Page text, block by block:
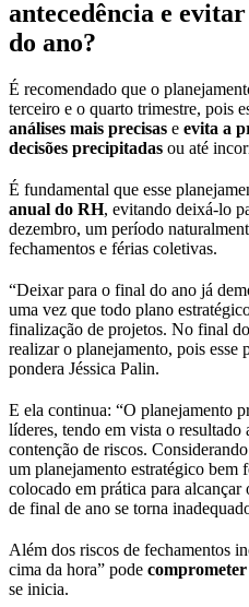
antecedência e
do ano?
É recomendado que o
terceiro e o quarto trimestre, pois
análises mais precisas e evita a
decisões precipitadas ou até
É fundamental que esse
anual do RH, evitando deixá-lo
dezembro, um período
fechamentos e férias coletivas.
“Deixar para o final do ano já
uma vez que todo plano
finalização de projetos. No final
realizar o planejamento, pois esse
pondera Jéssica Palin.
E ela continua: “O planejamento
líderes, tendo em vista o resultado
contenção de riscos.
um planejamento estratégico bem
colocado em prática para alcançar
de final de ano se torna
Além dos riscos de fechamentos
cima da hora” pode comprometer
se inicia.